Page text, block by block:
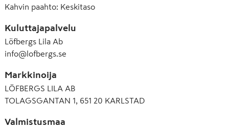
Kahvin paahto: Keskitaso
Kuluttajapalvelu
Löfbergs Lila Ab
info@lofbergs.se
Markkinoija
LÖFBERGS LILA AB
TOLAGSGANTAN 1, 651 20 KARLSTAD
Valmistusmaa